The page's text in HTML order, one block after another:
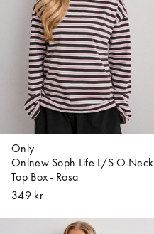
Only
Onlnew Soph Life L/S O-Neck
Top Box - Rosa
349 kr